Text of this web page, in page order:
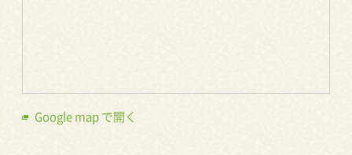
Google map で開く